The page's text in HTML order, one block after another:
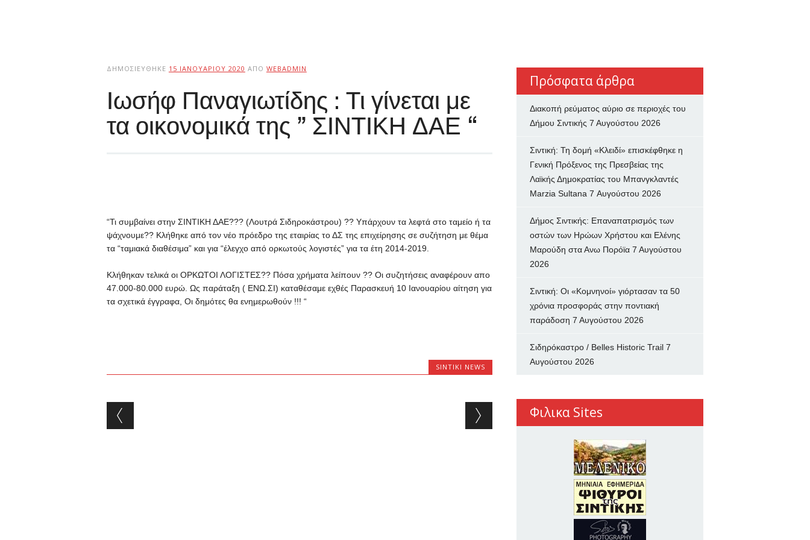
ΔΗΜΟΣΙΕΎΘΗΚΕ 15 ΙΑΝΟΥΑΡΊΟΥ 2020 ΑΠΌ WEBADMIN
Ιωσήφ Παναγιωτίδης : Τι γίνεται με
τα οικονομικά της ” ΣΙΝΤΙΚΗ ΔΑΕ “
“Τι συμβαίνει στην ΣΙΝΤΙΚΗ ΔΑΕ??? (Λουτρά Σιδηροκάστρου) ?? Υπάρχουν τα λεφτά στο ταμείο ή τα
ψάχνουμε?? Κλήθηκε από τον νέο πρόεδρο της εταιρίας το ΔΣ της επιχείρησης σε συζήτηση με θέμα
τα “ταμιακά διαθέσιμα” και για “έλεγχο από ορκωτούς λογιστές” για τα έτη 2014-2019.
Κλήθηκαν τελικά οι ΟΡΚΩΤΟΙ ΛΟΓΙΣΤΕΣ?? Πόσα χρήματα λείπουν ?? Οι συζητήσεις αναφέρουν απο
47.000-80.000 ευρώ. Ως παράταξη ( ΕΝΩ.ΣΙ) καταθέσαμε εχθές Παρασκευή 10 Ιανουαρίου αίτηση για
τα σχετικά έγγραφα, Οι δημότες θα ενημερωθούν !!! “
SINTIKI NEWS
Post navigation
Πρόσφατα άρθρα
Διακοπή ρεύματος αύριο σε περιοχές του
Δήμου Σιντικής 7 Αυγούστου 2026
Σιντική: Τη δομή «Κλειδί» επισκέφθηκε η
Γενική Πρόξενος της Πρεσβείας της
Λαϊκής Δημοκρατίας του Μπανγκλαντές
Marzia Sultana 7 Αυγούστου 2026
Δήμος Σιντικής: Επαναπατρισμός των
oστών των Ηρώων Χρήστου και Ελένης
Μαρούδη στα Ανω Πορόϊα 7 Αυγούστου
2026
Σιντική: Οι «Κομνηνοί» γιόρτασαν τα 50
χρόνια προσφοράς στην ποντιακή
παράδοση 7 Αυγούστου 2026
Σιδηρόκαστρο / Belles Historic Trail 7
Αυγούστου 2026
Φιλικα Sites